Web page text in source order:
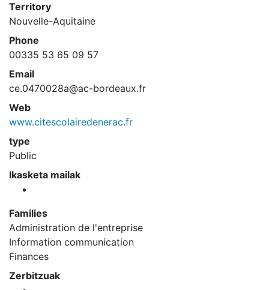
Territory
Nouvelle-Aquitaine
Phone
00335 53 65 09 57
Email
ce.0470028a@ac-bordeaux.fr
Web
www.citescolairedenerac.fr
type
Public
Ikasketa mailak
Families
Administration de l'entreprise
Information communication
Finances
Zerbitzuak